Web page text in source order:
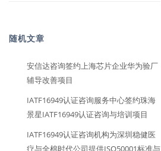
随机文章
安信达咨询签约上海芯片企业华为验厂
辅导改善项目
IATF16949认证咨询服务中心签约珠海
景星IATF16949认证咨询与培训项目
IATF16949认证咨询机构为深圳稳健医
疗与全棉时代公司提供ISO50001标准与